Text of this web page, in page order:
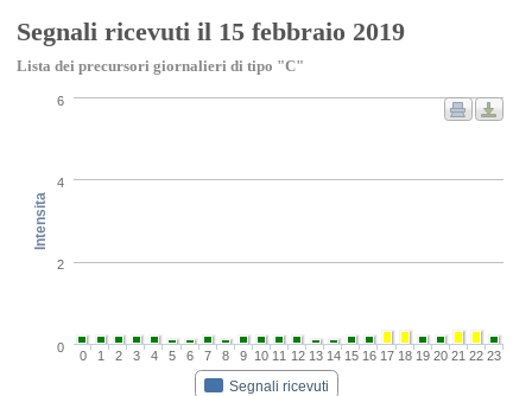
Segnali ricevuti il 15 febbraio 2019
Lista dei precursori giornalieri di tipo "C"
Intensita
Segnali ricevuti
0 1 2 3 4 5 6 7 8 9 10 11 12 13 14 15 16 17 18 19 20 21 22 23
0
2
4
6